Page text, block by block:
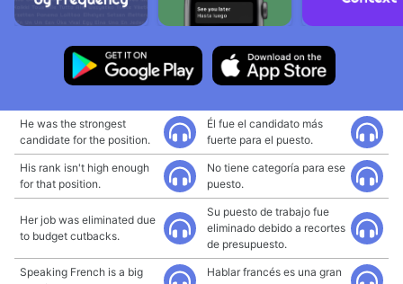
He was the strongest
candidate for the position.
Él fue el candidato más
fuerte para el puesto.
His rank isn't high enough
for that position.
No tiene categoría para ese
puesto.
Her job was eliminated due
to budget cutbacks.
Su puesto de trabajo fue
eliminado debido a recortes
de presupuesto.
Speaking French is a big
Hablar francés es una gran